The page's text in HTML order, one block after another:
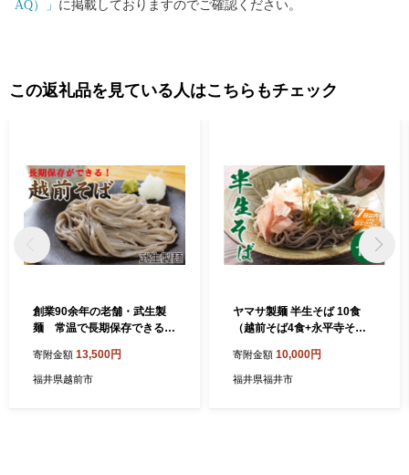
en.lg.jp
AQ）」 に掲載しておりますのでご確認ください。
この返礼品を見ている人はこちらもチェック
創業90余年の老舗・武生製
麺 常温で長期保存できる
寄附金額 13,500円
福井県越前市
ヤマサ製麺 半生そば 10食
（越前そば4食+永平寺そば6
寄附金額 10,000円
福井県福井市